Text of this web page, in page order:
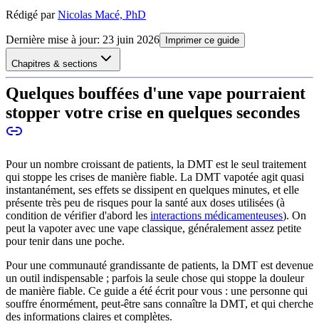
Rédigé par Nicolas Macé, PhD
Dernière mise à jour: 23 juin 2026 Imprimer ce guide
Chapitres & sections
Quelques bouffées d'une vape pourraient
stopper votre crise en quelques secondes
Pour un nombre croissant de patients, la DMT est le seul traitement
qui stoppe les crises de manière fiable. La DMT vapotée agit quasi
instantanément, ses effets se dissipent en quelques minutes, et elle
présente très peu de risques pour la santé aux doses utilisées (à
condition de vérifier d'abord les interactions médicamenteuses). On
peut la vapoter avec une vape classique, généralement assez petite
pour tenir dans une poche.
Pour une communauté grandissante de patients, la DMT est devenue
un outil indispensable ; parfois la seule chose qui stoppe la douleur
de manière fiable. Ce guide a été écrit pour vous : une personne qui
souffre énormément, peut-être sans connaître la DMT, et qui cherche
des informations claires et complètes.